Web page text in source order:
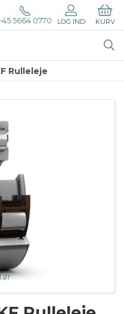
5664 0770 LOG IND KURV
Rulleleje